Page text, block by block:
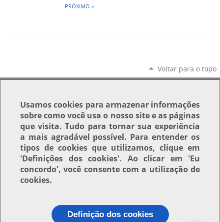
PRÓXIMO »
Voltar para o topo
Usamoscookies para armazenar informações
sobre como você usa o nosso site e as páginas
que visita. Tudo para tornar sua experiência
a mais agradável possível. Para entender os
tipos de cookies que utilizamos, clique em
'Definições dos cookies'. Ao clicar em 'Eu
concordo', você consente com a utilização de
cookies.